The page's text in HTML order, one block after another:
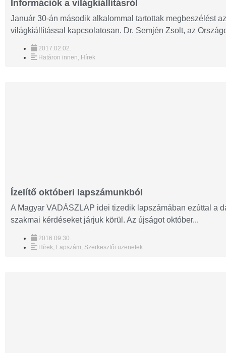
Információk a világkiállításról
Január 30-án második alkalommal tartottak megbeszélést
világkiállítással kapcsolatosan. Dr. Semjén Zsolt, az
2017.02.02.
Határon innen, Hírek
Ízelítő októberi lapszámunkból
A Magyar VADÁSZLAP idei tizedik lapszámában ezúttal a
szakmai kérdéseket járjuk körül. Az újságot október...
2016.09.30.
Hírek, Lapszám Szerkesztői üzenetek